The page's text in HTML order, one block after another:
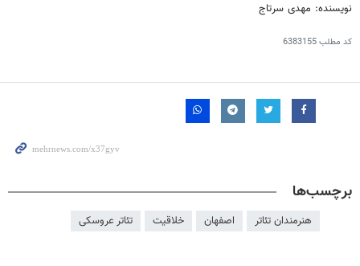
نویسنده: مهدی سرتاج
کد مطلب6383155
برچسب‌ها
هنرمندان تئاتر اصفهان خلاقیت تئاتر عروسکی